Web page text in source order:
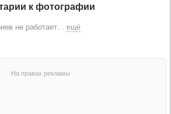
к фотографии
не работает ещё